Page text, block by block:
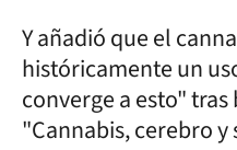
Y añadió que el
históricamente un
converge a esto"
"Cannabis, cerebro y